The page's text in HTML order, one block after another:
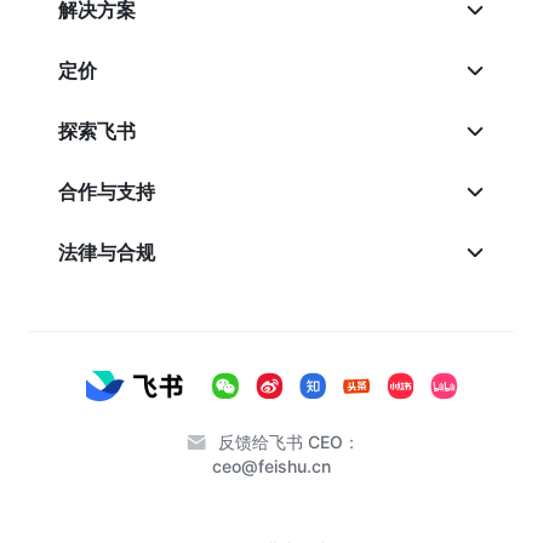
解决方案
定价
探索飞书
合作与支持
法律与合规
反馈给飞书 CEO：
ceo@feishu.cn